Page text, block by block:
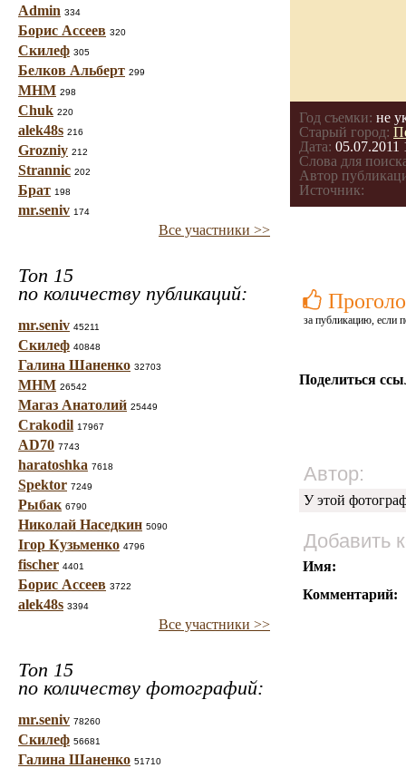
Admin 334
Борис Ассеев 320
Скилеф 305
Белков Альберт 299
МНМ 298
Chuk 220
alek48s 216
Grozniy 212
Strannic 202
Брат 198
mr.seniv 174
Все участники >>
Топ 15
по количеству публикаций:
mr.seniv 45211
Скилеф 40848
Галина Шаненко 32703
МНМ 26542
Магаз Анатолий 25449
Crakodil 17967
AD70 7743
haratoshka 7618
Spektor 7249
Рыбак 6790
Николай Наседкин 5090
Ігор Кузьменко 4796
fischer 4401
Борис Ассеев 3722
alek48s 3394
Все участники >>
Топ 15
по количеству фотографий:
mr.seniv 78260
Скилеф 56681
Галина Шаненко 51710
Год съемки: не
Старый город:
Дата: 05.07.2011
Слова для
Автор
Источник:
за публикацию, если
Поделиться
Автор:
У этой
Добавить
Имя:
Комментарий: